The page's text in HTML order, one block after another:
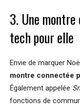
3. Une
tech pour elle
Envie de marquer
montre connectée
Également appelée
fonctions de